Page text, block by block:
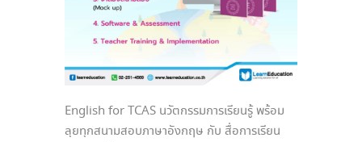
English for TCAS นวัตกรรมการเรียนรู้ พร้อม
ลุยทุกสนามสอบภาษาอังกฤษ กับ สื่อการเรียน